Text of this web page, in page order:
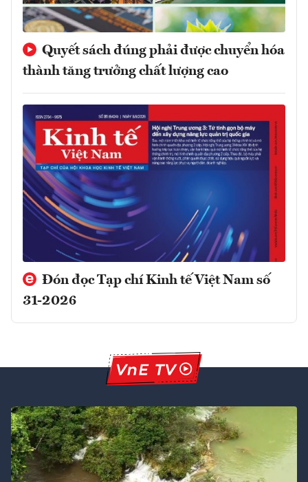
Quyết sách đúng phải được chuyển hóa
thành tăng trưởng chất lượng cao
Đón đọc Tạp chí Kinh tế Việt Nam số
31-2026